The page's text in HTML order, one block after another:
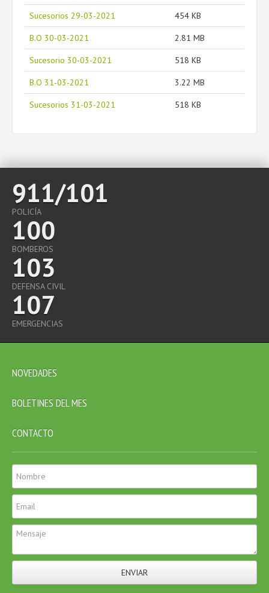
Sucesorios 29-03-2021 454 KB
B.O 30-03-2021 2.81 MB
Sucesorio 30-03-2021 518 KB
B.O 31-03-2021 3.22 MB
Sucesorios 31-03-2021 518 KB
911/101
POLICÍA
100
BOMBEROS
103
DEFENSA CIVIL
107
EMERGENCIAS
NOVEDADES
BOLETINES DEL MES
CONTACTO
ENVIAR